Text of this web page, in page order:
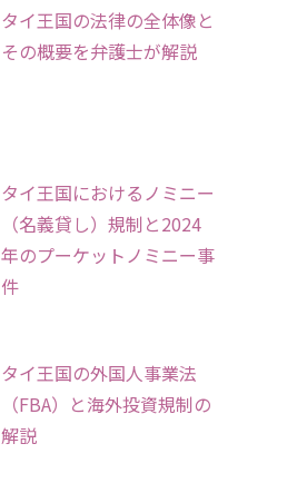
タイ王国の法律の全体像と
その概要を弁護士が解説
タイ王国におけるノミニー
（名義貸し）規制と2024
年のプーケットノミニー事
件
タイ王国の外国人事業法
（FBA）と海外投資規制の
解説